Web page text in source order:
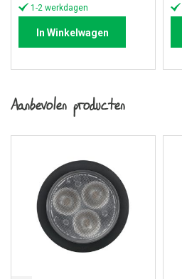
1-2 werkdagen
In Winkelwagen
Aanbevolen producten